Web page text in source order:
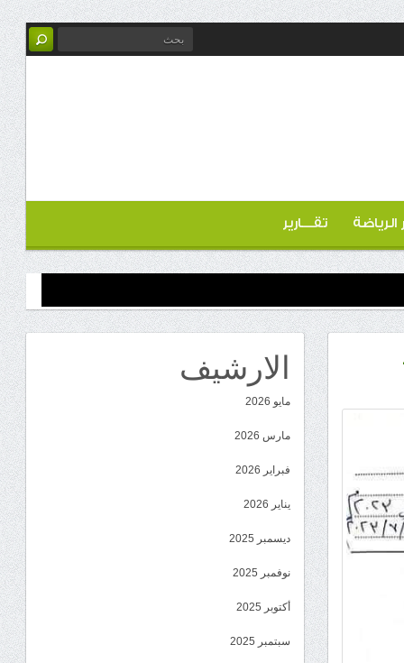
الرياضة تقـــارير
الارشيف
مايو 2026
مارس 2026
فبراير 2026
يناير 2026
ديسمبر 2025
نوفمبر 2025
أكتوبر 2025
سبتمبر 2025